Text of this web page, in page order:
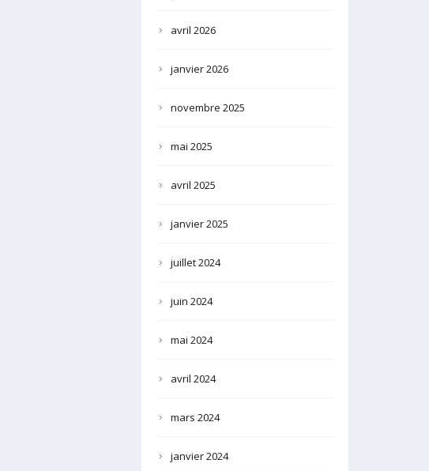
avril 2026
janvier 2026
novembre 2025
mai 2025
avril 2025
janvier 2025
juillet 2024
juin 2024
mai 2024
avril 2024
mars 2024
janvier 2024